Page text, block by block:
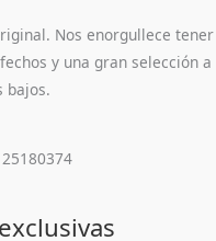
Nos enorgullece tener
y una gran selección a
bajos.